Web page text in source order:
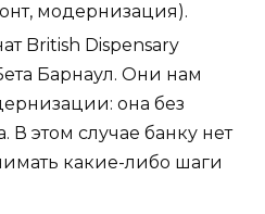
модернизация).
British Dispensary
Барнаул. Они нам
она без
В этом случае банку нет
какие-либо шаги